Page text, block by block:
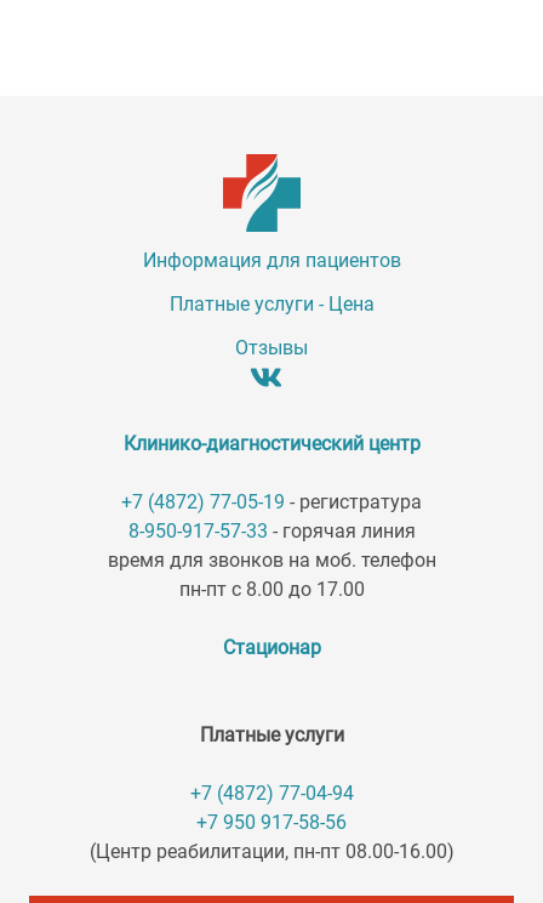
Информация для пациентов
Платные услуги - Цена
Отзывы
Клинико-диагностический центр
+7 (4872) 77-05-19 - регистратура
8-950-917-57-33 - горячая линия
время для звонков на моб. телефон
пн-пт с 8.00 до 17.00
Стационар
Платные услуги
+7 (4872) 77-04-94
+7 950 917-58-56
(Центр реабилитации, пн-пт 08.00-16.00)